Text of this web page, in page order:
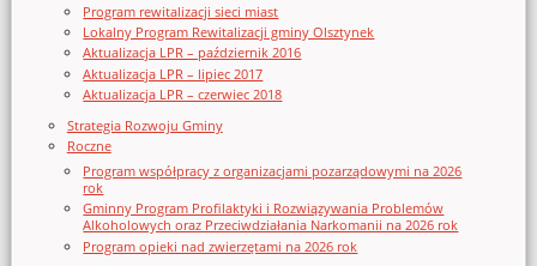
Program rewitalizacji sieci miast
Lokalny Program Rewitalizacji gminy Olsztynek
Aktualizacja LPR – październik 2016
Aktualizacja LPR – lipiec 2017
Aktualizacja LPR – czerwiec 2018
Strategia Rozwoju Gminy
Roczne
Program współpracy z organizacjami pozarządowymi na 2026
rok
Gminny Program Profilaktyki i Rozwiązywania Problemów
Alkoholowych oraz Przeciwdziałania Narkomanii na 2026 rok
Program opieki nad zwierzętami na 2026 rok